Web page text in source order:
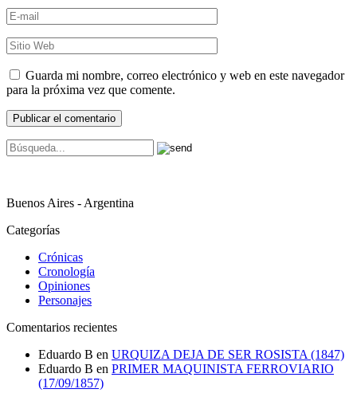
Guarda mi nombre, correo electrónico y web en este navegador
para la próxima vez que comente.
Buenos Aires - Argentina
Categorías
Crónicas
Cronología
Opiniones
Personajes
Comentarios recientes
Eduardo B en URQUIZA DEJA DE SER ROSISTA (1847)
Eduardo B en PRIMER MAQUINISTA FERROVIARIO
(17/09/1857)